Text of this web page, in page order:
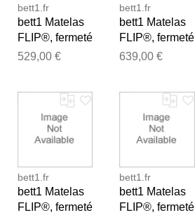
bett1.fr
bett1 Matelas
FLIP®, fermeté
moyenne (H3),
529,00 €
bett1.fr
bett1 Matelas
FLIP®, fermeté
moyenne (H3),
639,00 €
bett1.fr
bett1 Matelas
FLIP®, fermeté
bett1.fr
bett1 Matelas
FLIP®, fermeté